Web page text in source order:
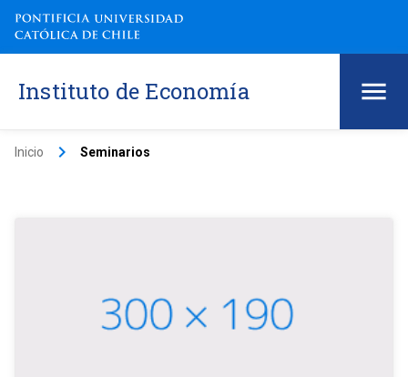
Instituto de Economía
Inicio keyboard_arrow_right Seminarios